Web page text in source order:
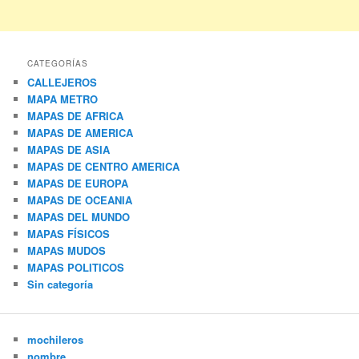
CATEGORÍAS
CALLEJEROS
MAPA METRO
MAPAS DE AFRICA
MAPAS DE AMERICA
MAPAS DE ASIA
MAPAS DE CENTRO AMERICA
MAPAS DE EUROPA
MAPAS DE OCEANIA
MAPAS DEL MUNDO
MAPAS FÍSICOS
MAPAS MUDOS
MAPAS POLITICOS
Sin categoría
mochileros